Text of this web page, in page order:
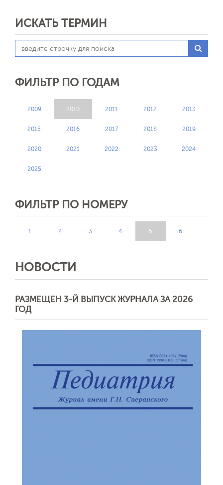
ИСКАТЬ ТЕРМИН
ФИЛЬТР ПО ГОДАМ
2009 2010 2011 2012 2013
2015 2016 2017 2018 2019
2020 2021 2022 2023 2024
2025
ФИЛЬТР ПО НОМЕРУ
1 2 3 4 5 6
НОВОСТИ
РАЗМЕЩЕН 3-Й ВЫПУСК ЖУРНАЛА ЗА 2026
ГОД